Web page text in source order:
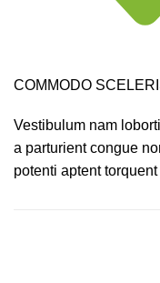
COMMODO
Vestibulum nam
a parturient congue
potenti aptent torquent